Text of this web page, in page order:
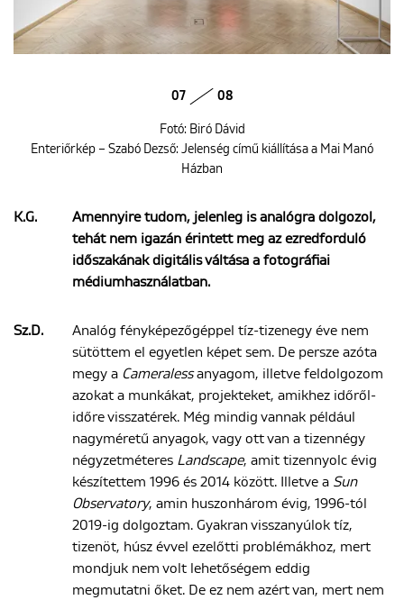
07 08
Fotó: Biró Dávid
Enteriőrkép – Szabó Dezső: Jelenség című kiállítása a Mai Manó
Házban
K.G.
Amennyire tudom, jelenleg is analógra dolgozol,
tehát nem igazán érintett meg az ezredforduló
időszakának digitális váltása a fotográfiai
médiumhasználatban.
Sz.D.
Analóg fényképezőgéppel tíz-tizenegy éve nem
sütöttem el egyetlen képet sem. De persze azóta
megy a Cameralessanyagom, illetve feldolgozom
azokat a munkákat, projekteket, amikhez időről-
időre visszatérek. Még mindig vannak például
nagyméretű anyagok, vagy ott van a tizennégy
négyzetméteres Landscape, amit tizennyolc évig
készítettem 1996 és 2014 között. Illetve a Sun
Observatory, amin huszonhárom évig, 1996-tól
2019-ig dolgoztam. Gyakran visszanyúlok tíz,
tizenöt, húsz évvel ezelőtti problémákhoz, mert
mondjuk nem volt lehetőségem eddig
megmutatni őket. De ez nem azért van, mert nem